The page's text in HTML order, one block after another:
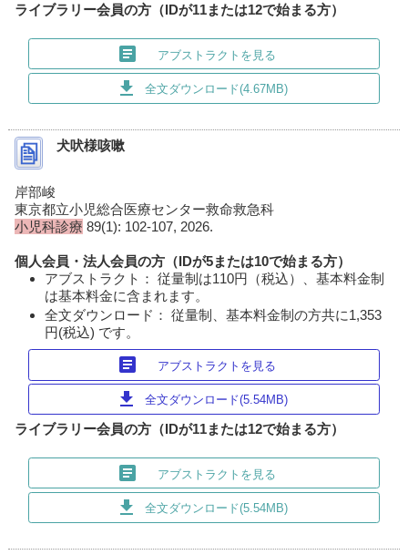
ライブラリー会員の方（IDが11または12で始まる方）
article アブストラクトを見る
download 全文ダウンロード(4.67MB)
犬吠様咳嗽
岸部峻
東京都立小児総合医療センター救命救急科
小児科診療 89(1): 102-107, 2026.
個人会員・法人会員の方（IDが5または10で始まる方）
アブストラクト： 従量制は110円（税込）、基本料金制
は基本料金に含まれます。
全文ダウンロード： 従量制、基本料金制の方共に1,353
円(税込) です。
article アブストラクトを見る
download 全文ダウンロード(5.54MB)
ライブラリー会員の方（IDが11または12で始まる方）
article アブストラクトを見る
download 全文ダウンロード(5.54MB)